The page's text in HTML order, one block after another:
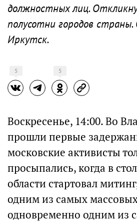
должностных лиц.
полусотни городов
Иркутск.
5 5
Воскресенье, 14:00. Во
прошли первые
московские активисты
просыпались, когда в
области стартовал
одним из самых
одновременно одним из